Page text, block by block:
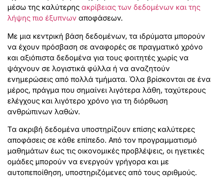
μέσω της καλύτερης ακρίβειας των δεδομένων και της
λήψης πιο έξυπνων αποφάσεων.
Με μια κεντρική βάση δεδομένων, τα ιδρύματα μπορούν
να έχουν πρόσβαση σε αναφορές σε πραγματικό χρόνο
και αξιόπιστα δεδομένα για τους φοιτητές χωρίς να
ψάχνουν σε λογιστικά φύλλα ή να αναζητούν
ενημερώσεις από πολλά τμήματα. Όλα βρίσκονται σε ένα
μέρος, πράγμα που σημαίνει λιγότερα λάθη, ταχύτερους
ελέγχους και λιγότερο χρόνο για τη διόρθωση
ανθρώπινων λαθών.
Τα ακριβή δεδομένα υποστηρίζουν επίσης καλύτερες
αποφάσεις σε κάθε επίπεδο. Από τον προγραμματισμό
μαθημάτων έως τις οικονομικές προβλέψεις, οι ηγετικές
ομάδες μπορούν να ενεργούν γρήγορα και με
αυτοπεποίθηση, υποστηριζόμενες από τους αριθμούς.